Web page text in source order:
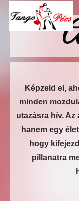
Képzeld el,
minden
utazásra hív.
hanem egy
hogy
pillanatra